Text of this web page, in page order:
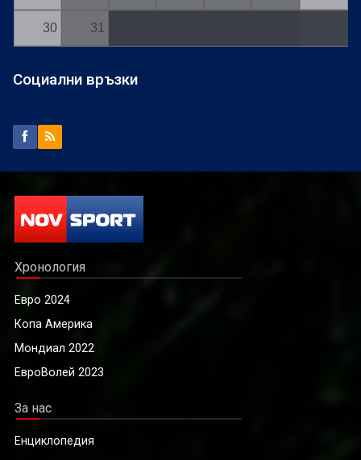
30 31
Социални връзки
Хронология
Евро 2024
Копа Америка
Мондиал 2022
ЕвроВолей 2023
За нас
Енциклопедия